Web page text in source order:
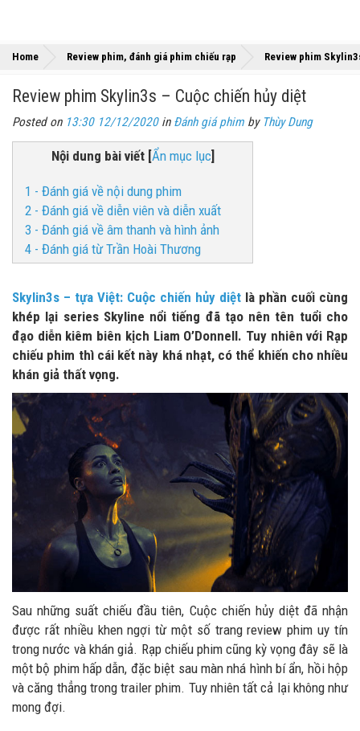
Home Review phim, đánh giá phim chiếu rạp Review phim
Review phim Skylin3s – Cuộc chiến hủy diệt
Posted on 13:30 12/12/2020in Đánh giá phim by Thùy Dung
Nội dung bài viết[Ẩn mục lục]
1 - Đánh giá về nội dung phim
2 - Đánh giá về diễn viên và diễn xuất
3 - Đánh giá về âm thanh và hình ảnh
4 - Đánh giá từ Trần Hoài Thương
Skylin3s – tựa Việt: Cuộc chiến hủy diệt là phần cuối cùng
khép lại series Skyline nổi tiếng đã tạo nên tên tuổi cho
đạo diễn kiêm biên kịch Liam O’Donnell. Tuy nhiên với Rạp
chiếu phim thì cái kết này khá nhạt, có thể khiến cho nhiều
khán giả thất vọng.
Sau những suất chiếu đầu tiên, Cuộc chiến hủy diệt đã nhận
được rất nhiều khen ngợi từ một số trang review phim uy tín
trong nước và khán giả. Rạp chiếu phim cũng kỳ vọng đây sẽ là
một bộ phim hấp dẫn, đặc biệt sau màn nhá hình bí ẩn, hồi hộp
và căng thẳng trong trailer phim. Tuy nhiên tất cả lại không như
mong đợi.